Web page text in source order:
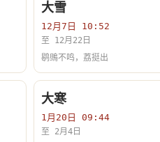
大雪
12月7日 10:52
至 12月22日
鹖鴠不鸣，荔挺出
大寒
1月20日 09:44
至 2月4日